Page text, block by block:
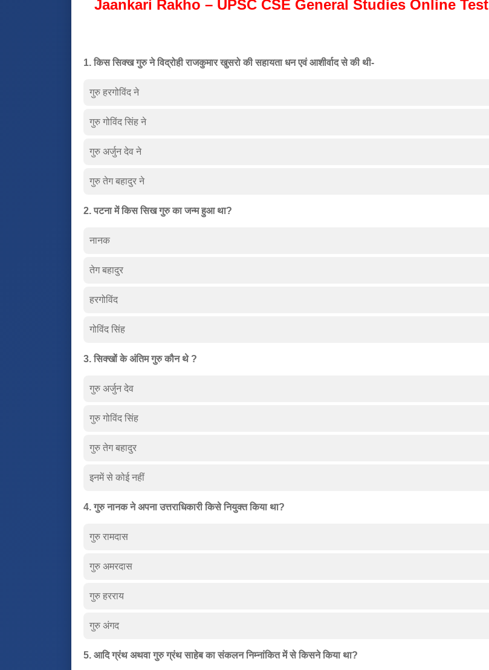
Jaankari Rakho – UPSC CSE General Studies Online Test
1. किस सिक्ख गुरु ने विद्रोही राजकुमार खुसरो की सहायता धन एवं आशीर्वाद से की थी-
गुरु हरगोविंद ने
गुरु गोविंद सिंह ने
गुरु अर्जुन देव ने
गुरु तेग बहादुर ने
2. पटना में किस सिख गुरु का जन्म हुआ था?
नानक
तेग बहादुर
हरगोविंद
गोविंद सिंह
3. सिक्खों के अंतिम गुरु कौन थे ?
गुरु अर्जुन देव
गुरु गोविंद सिंह
गुरु तेग बहादुर
इनमें से कोई नहीं
4. गुरु नानक ने अपना उत्तराधिकारी किसे नियुक्त किया था?
गुरु रामदास
गुरु अमरदास
गुरु हरराय
गुरु अंगद
5. आदि ग्रंथ अथवा गुरु ग्रंथ साहेब का संकलन निम्नांकित में से किसने किया था?